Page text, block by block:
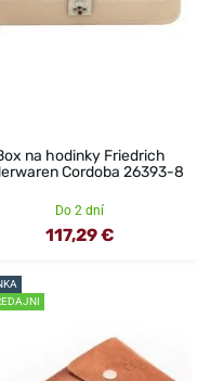
na hodinky Friedrich
Cordoba 26393-8
Do 2 dní
117,29 €